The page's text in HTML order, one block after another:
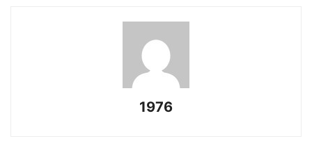
1976